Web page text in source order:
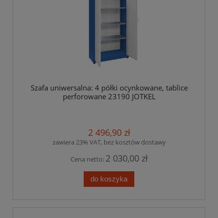
Szafa uniwersalna: 4 półki ocynkowane, tablice
perforowane 23190 JOTKEL
2 496,90 zł
zawiera 23% VAT, bez kosztów dostawy
Cena netto: 2 030,00 zł
do koszyka